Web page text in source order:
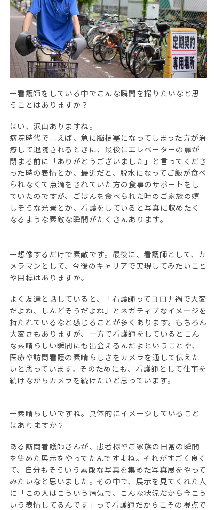
ー看護師をしている中でこんな瞬間を撮りたいなと思
うことはありますか？
はい、沢山ありますね。
病院時代で言えば、急に脳梗塞になってしまった方が治
療して退院されるときに、最後にエレベーターの扉が
閉まる前に「ありがとうございました」と言ってくださ
った時の表情とか、最近だと、脱水になってご飯が食べ
られなくて点滴をされていた方の食事のサポートをし
ていたのですが、ごはんを食べられた時のご家族の嬉
しそうな光景とか、看護をしていると写真に収めたく
なるような素敵な瞬間がたくさんあります。
ー想像するだけで素敵です。最後に、看護師として、カ
メラマンとして、今後のキャリアで実現してみたいこと
や目標はありますか。
よく友達と話していると、「看護師ってコロナ禍で大変
だよね、しんどそうだよね」とネガティブなイメージを
持たれているなと感じることが多くあります。もちろん
大変さもありますが、一方で看護師をしているとこん
な素晴らしい瞬間にも出会えるんだよということや、
医療や訪問看護の素晴らしさをカメラを通して伝えた
いと思っています。そのためにも、看護師として仕事を
続けながらカメラを続けたいと思っています。
ー素晴らしいですね。具体的にイメージしていること
はありますか？
ある訪問看護師さんが、患者様やご家族の日常の瞬間
を集めた展示をやってたんですよね。それがすごく良く
て、自分もそういう素敵な写真を集めた写真展をやって
みたいなと思いました。その中で、展示を見てくれた人
に「この人はこういう病気で、こんな状況だから今こう
いう表情してるんです」って看護師だからこその視点で